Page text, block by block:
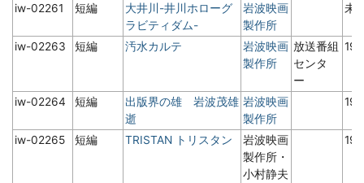
iw-02261 短編
大井川-井川ホローグ
ラビティダム-
岩波映画
製作所
未
iw-02263 短編 汚水カルテ
岩波映画
製作所
放送番組
センタ
ー
iw-02264 短編
出版界の雄 岩波茂雄
逝
岩波映画
製作所
iw-02265 短編 TRISTAN トリスタン
岩波映画
製作所・
小村静夫